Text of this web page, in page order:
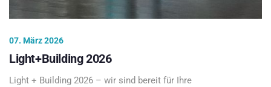
07. März 2026
Light+Building 2026
Light + Building 2026 – wir sind bereit für Ihre